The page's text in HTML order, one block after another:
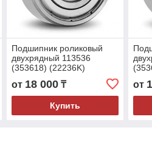
Подшипник роликовый
двухрядный 113536
(353618) (22236K)
от 18 000₸
Купить
от